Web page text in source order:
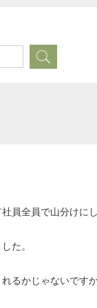
員全員で山分けに
た。
るかじゃないです